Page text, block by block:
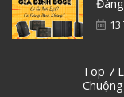
13
Top 7